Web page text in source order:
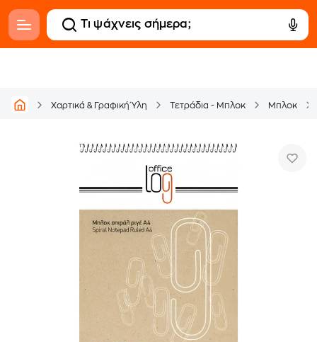
Χαρτικά & Γραφική Ύλη Τετράδια - Μπλοκ Μπλοκ